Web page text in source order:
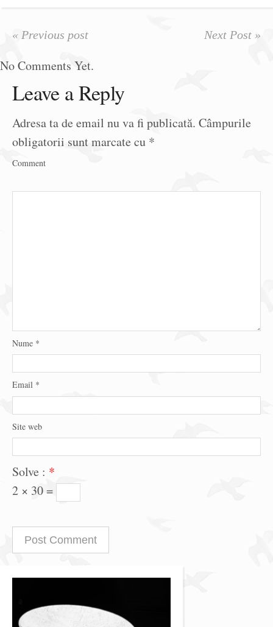
« Previous post Next Post »
No Comments Yet.
Leave a Reply
Adresa ta de email nu va fi publicată. Câmpurile
obligatorii sunt marcate cu *
Comment
Nume *
Email *
Site web
Solve : *
2 × 30 =